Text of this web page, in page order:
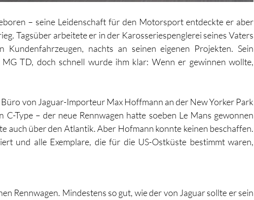
– seine Leidenschaft für den Motorsport entdeckte er aber
Tagsüber arbeitete er in der Karosseriespenglerei seines Vaters
Kundenfahrzeugen, nachts an seinen eigenen Projekten. Sein
TD, doch schnell wurde ihm klar: Wenn er gewinnen wollte,
Büro von Jaguar-Importeur Max Hoffmann an der New Yorker Park
C-Type – der neue Rennwagen hatte soeben Le Mans gewonnen
auch über den Atlantik. Aber Hofmann konnte keinen beschaffen.
und alle Exemplare, die für die US-Ostküste bestimmt waren,
Rennwagen. Mindestens so gut, wie der von Jaguar sollte er sein